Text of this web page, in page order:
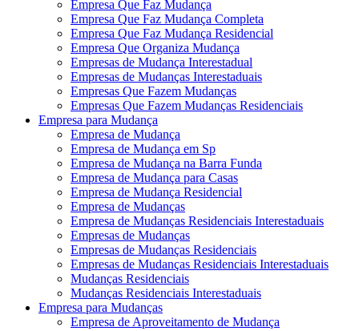
Empresa Que Faz Mudança
Empresa Que Faz Mudança Completa
Empresa Que Faz Mudança Residencial
Empresa Que Organiza Mudança
Empresas de Mudança Interestadual
Empresas de Mudanças Interestaduais
Empresas Que Fazem Mudanças
Empresas Que Fazem Mudanças Residenciais
Empresa para Mudança
Empresa de Mudança
Empresa de Mudança em Sp
Empresa de Mudança na Barra Funda
Empresa de Mudança para Casas
Empresa de Mudança Residencial
Empresa de Mudanças
Empresa de Mudanças Residenciais Interestaduais
Empresas de Mudanças
Empresas de Mudanças Residenciais
Empresas de Mudanças Residenciais Interestaduais
Mudanças Residenciais
Mudanças Residenciais Interestaduais
Empresa para Mudanças
Empresa de Aproveitamento de Mudança